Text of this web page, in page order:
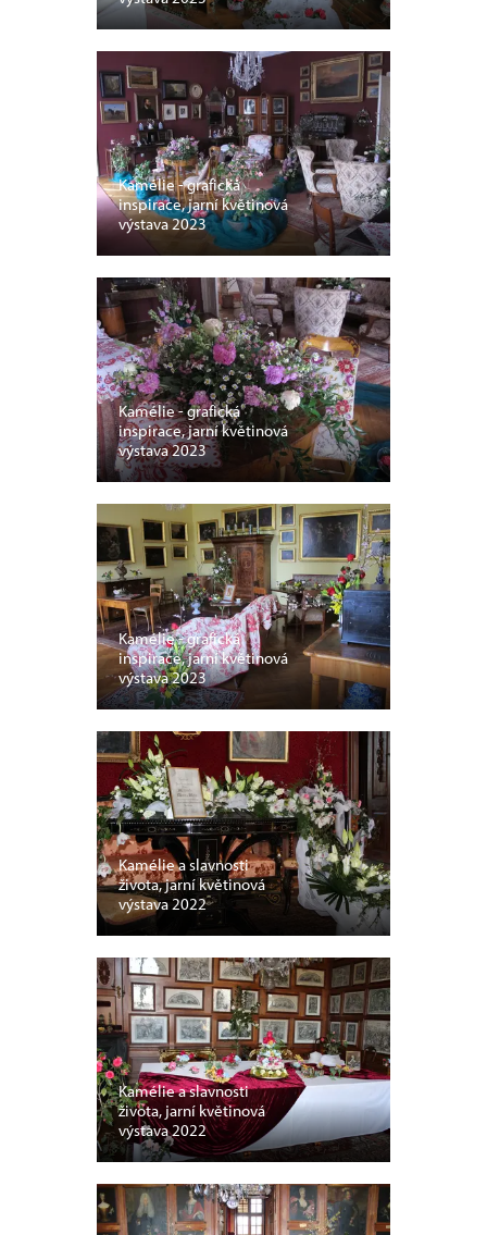
Kamélie - grafická
inspirace, jarní květinová
výstava 2023
Kamélie - grafická
inspirace, jarní květinová
výstava 2023
Kamélie - grafická
inspirace, jarní květinová
výstava 2023
Kamélie a slavnosti
života, jarní květinová
výstava 2022
Kamélie a slavnosti
života, jarní květinová
výstava 2022